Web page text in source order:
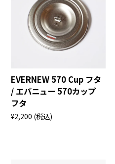
EVERNEW 570 Cup フタ
/ エバニュー 570カップ
フタ
¥2,200 (税込)